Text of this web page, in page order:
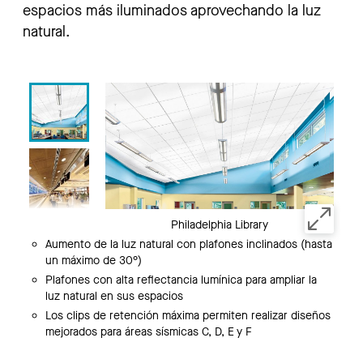
espacios más iluminados aprovechando la luz
natural.
Philadelphia Library
Aumento de la luz natural con plafones inclinados (hasta
un máximo de 30°)
Plafones con alta reflectancia lumínica para ampliar la
luz natural en sus espacios
Los clips de retención máxima permiten realizar diseños
mejorados para áreas sísmicas C, D, E y F